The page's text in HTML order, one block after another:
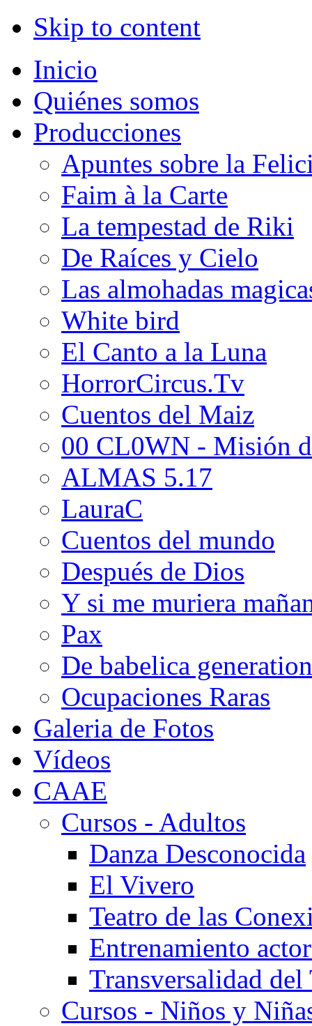
Skip to content
Inicio
Quiénes somos
Producciones
Apuntes sobre la
Faim à la Carte
La tempestad de Riki
De Raíces y Cielo
Las almohadas
White bird
El Canto a la Luna
HorrorCircus.Tv
Cuentos del Maiz
00 CL0WN - Misión
ALMAS 5.17
LauraC
Cuentos del mundo
Después de Dios
Y si me muriera
Pax
De babelica
Ocupaciones Raras
Galeria de Fotos
Vídeos
CAAE
Cursos - Adultos
Danza Desconocida
El Vivero
Teatro de las
Entrenamiento
Transversalidad del
Cursos - Niños y